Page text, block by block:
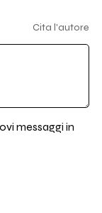
Cita l'autore
messaggi in